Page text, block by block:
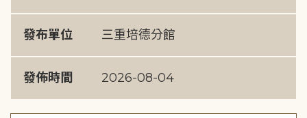
發布單位 三重培德分館
發佈時間 2026-08-04